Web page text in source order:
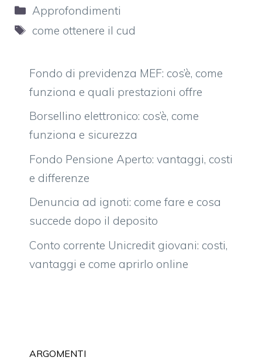
Categorie
Approfondimenti
Tag
come ottenere il cud
Fondo di previdenza MEF: cos’è, come
funziona e quali prestazioni offre
Borsellino elettronico: cos’è, come
funziona e sicurezza
Fondo Pensione Aperto: vantaggi, costi
e differenze
Denuncia ad ignoti: come fare e cosa
succede dopo il deposito
Conto corrente Unicredit giovani: costi,
vantaggi e come aprirlo online
ARGOMENTI